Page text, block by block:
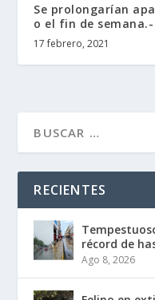
Se prolongarían
o el fin de semana.-
17 febrero, 2021
RECIENTES
récord de
Ago 8, 2026